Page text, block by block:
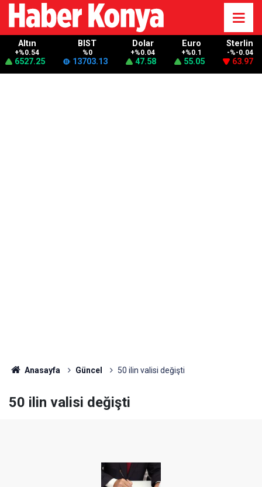
Altın
+%0.54
6527.25
BIST
%0
13703.13
Dolar
+%0.04
47.58
Euro
+%0.1
55.05
Sterlin
-%-0.04
63.97
Anasayfa Güncel 50 ilin valisi değişti
50 ilin valisi değişti